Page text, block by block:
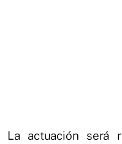
La actuación será